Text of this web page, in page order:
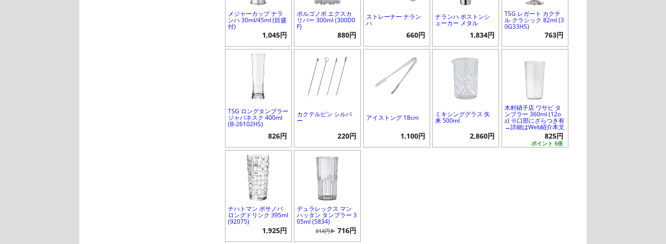
メジャーカップ ナラ
ンハ 30ml/45ml (目盛
付)
1,045円
ボルゴノボ エクスカ
リバー 300ml (300D0
F)
880円
ストレーナー ナラン
ハ
660円
ナランハ ボストンシ
ェーカー メタル
1,834円
TSG レガート カクテ
ル クラシック 82ml (3
0G33HS)
763円
TSG ロングタンブラー
ジャパネスク 400ml
(B-26102HS)
826円
カクテルピン シルバ
ー
220円
アイストング 18cm
1,100円
ミキシンググラス 矢
来 500ml
2,860円
木村硝子店 ワサビ タ
ンブラー 360ml (12o
z) ※口部にざらつき有
→詳細はWeb紹介本文
ポイント 5倍
825円
ナハトマン ボサノバ
ロングドリンク 395ml
(92075)
1,925円
デュラレックス マン
ハッタン タンブラー 3
05ml (5834)
814円▶ 716円